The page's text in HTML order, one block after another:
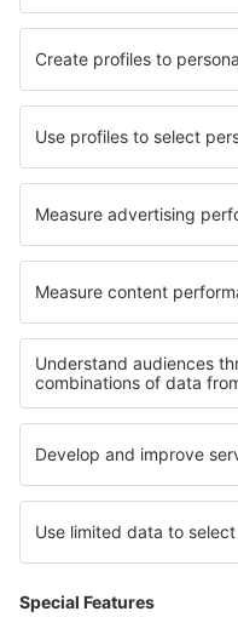
Ubytování in Nidzica
Ubytování v Hradci Králové
Ubytování in Pulborough
Nejlepší ubytování -
Ubytování v oblasti Grand
Ubytování v Carlsbadské
Ubytování na Havaji
Ubytování v Drake Bay
Ubytování v Nigérii